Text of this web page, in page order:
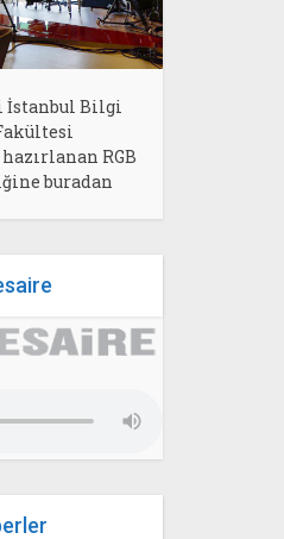
Bilgi
RGB
buradan